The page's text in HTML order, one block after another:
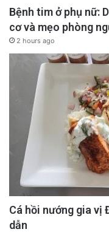
Bệnh tim ở phụ nữ:
cơ và mẹo phòng
2 hours ago
Cá hồi nướng gia vị
dẫn